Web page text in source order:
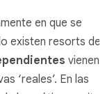
en que se
existen resorts de
vienen
‘reales’. En las